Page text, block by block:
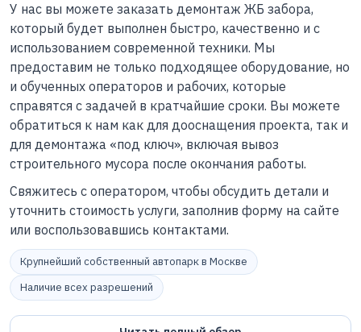
У нас вы можете заказать демонтаж ЖБ забора,
который будет выполнен быстро, качественно и с
использованием современной техники. Мы
предоставим не только подходящее оборудование, но
и обученных операторов и рабочих, которые
справятся с задачей в кратчайшие сроки. Вы можете
обратиться к нам как для дооснащения проекта, так и
для демонтажа «под ключ», включая вывоз
строительного мусора после окончания работы.
Свяжитесь с оператором, чтобы обсудить детали и
уточнить стоимость услуги, заполнив форму на сайте
или воспользовавшись контактами.
Крупнейший собственный автопарк в Москве
Наличие всех разрешений